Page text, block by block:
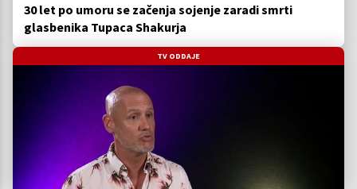
30 let po umoru se začenja sojenje zaradi smrti
glasbenika Tupaca Shakurja
TV ODDAJE